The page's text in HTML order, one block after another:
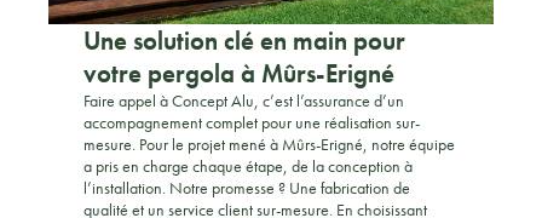
Une solution clé en main pour
votre pergola à Mûrs-Erigné
Faire appel à Concept Alu, c’est l’assurance d’un
accompagnement complet pour une réalisation sur-
mesure. Pour le projet mené à Mûrs-Erigné, notre équipe
a pris en charge chaque étape, de la conception à
l’installation. Notre promesse ? Une fabrication de
qualité et un service client sur-mesure. En choisissant